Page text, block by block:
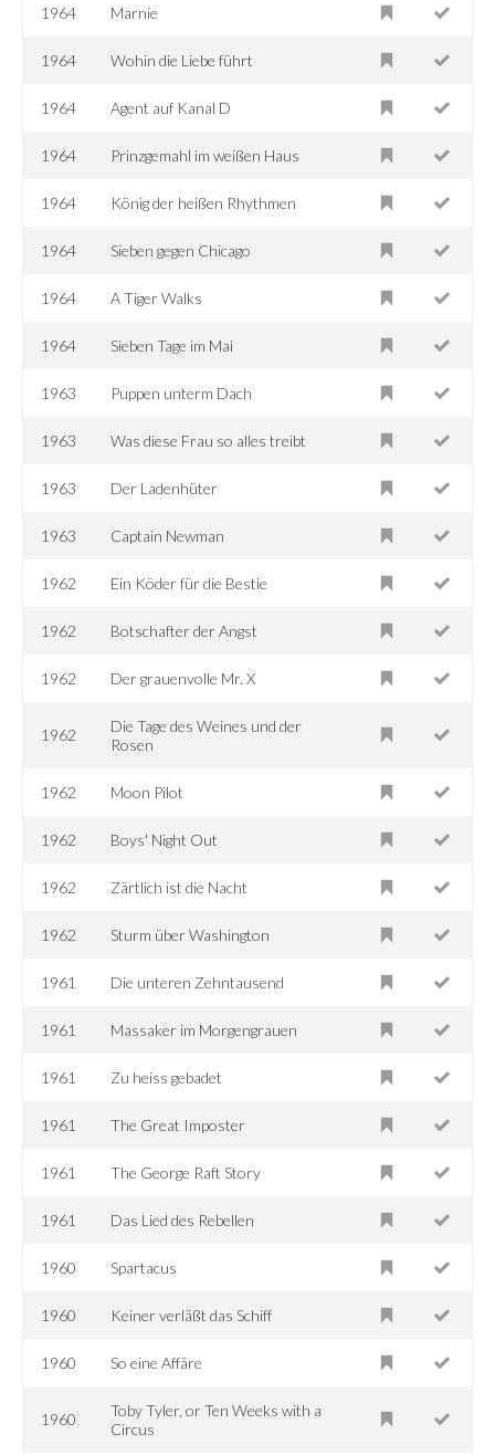
1964 Marnie
1964 Wohin die Liebe führt
1964 Agent auf Kanal D
1964 Prinzgemahl im weißen Haus
1964 König der heißen Rhythmen
1964 Sieben gegen Chicago
1964 A Tiger Walks
1964 Sieben Tage im Mai
1963 Puppen unterm Dach
1963 Was diese Frau so alles treibt
1963 Der Ladenhüter
1963 Captain Newman
1962 Ein Köder für die Bestie
1962 Botschafter der Angst
1962 Der grauenvolle Mr. X
1962
Die Tage des Weines und der
Rosen
1962 Moon Pilot
1962 Boys' Night Out
1962 Zärtlich ist die Nacht
1962 Sturm über Washington
1961 Die unteren Zehntausend
1961 Massaker im Morgengrauen
1961 Zu heiss gebadet
1961 The Great Imposter
1961 The George Raft Story
1961 Das Lied des Rebellen
1960 Spartacus
1960 Keiner verläßt das Schiff
1960 So eine Affäre
1960
Toby Tyler, or Ten Weeks with a
Circus